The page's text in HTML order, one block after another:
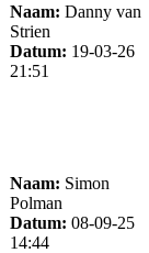
Naam: Danny van
Strien
Datum: 19-03-26
21:51
Naam: Simon
Polman
Datum: 08-09-25
14:44